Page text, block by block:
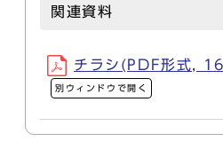
関連資料
チラシ(PDF形式,
別ウィンドウで開く